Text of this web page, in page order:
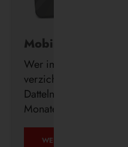
Mobil ohne Auto
Wer im Alter freiwillig
verzichtet, erhält ab
Datteln kostenlos ein
Monate.
WEITERLESEN …